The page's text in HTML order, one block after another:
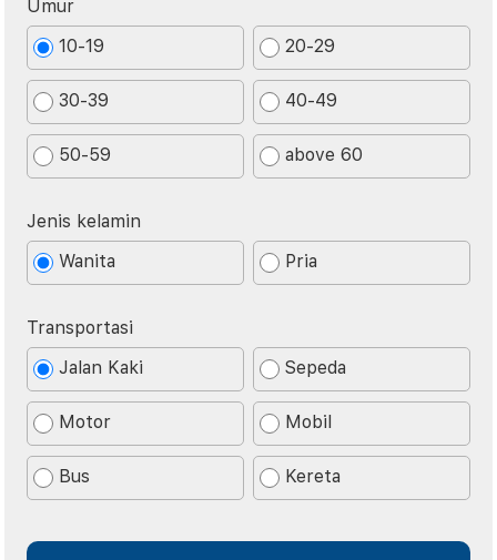
Umur
10-19
20-29
30-39 40-49
50-59 above 60
Jenis kelamin
Wanita
Pria
Transportasi
Jalan Kaki
Sepeda
Motor Mobil
Bus Kereta